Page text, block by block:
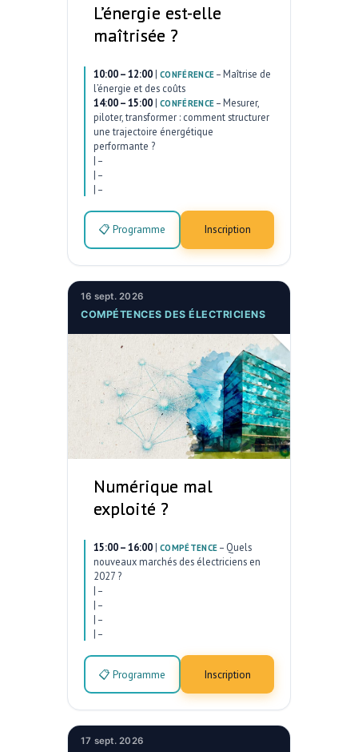
L’énergie est-elle
maîtrisée ?
10:00 – 12:00 | CONFÉRENCE – Maîtrise de
l’énergie et des coûts
14:00 – 15:00 | CONFÉRENCE – Mesurer,
piloter, transformer : comment structurer
une trajectoire énergétique
performante ?
| –
| –
| –
📋 Programme Inscription
16 sept. 2026
COMPÉTENCES DES ÉLECTRICIENS
Numérique mal
exploité ?
15:00 – 16:00 | COMPÉTENCE – Quels
nouveaux marchés des électriciens en
2027 ?
| –
| –
| –
| –
📋 Programme Inscription
17 sept. 2026